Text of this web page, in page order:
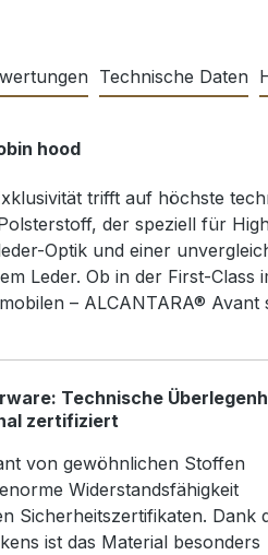
Technische Daten
hood
trifft auf höchste
der speziell für
Optik und einer
Leder. Ob in der First-
– ALCANTARA® Avant
Technische
zertifiziert
von gewöhnlichen Stoffen
Widerstandsfähigkeit
Sicherheitszertifikaten. Dank
ist das Material besonders